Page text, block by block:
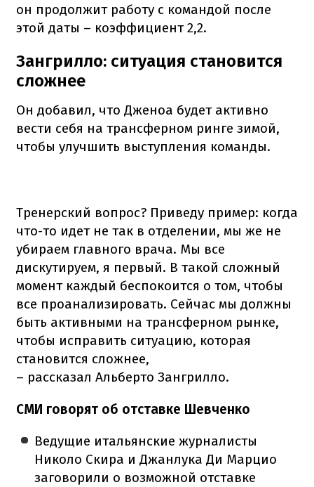
он продолжит работу с командой после
этой даты – коэффициент 2,2.
Зангрилло: ситуация становится
сложнее
Он добавил, что Дженоа будет активно
вести себя на трансферном ринге зимой,
чтобы улучшить выступления команды.
Тренерский вопрос? Приведу пример: когда
что-то идет не так в отделении, мы же не
убираем главного врача. Мы все
дискутируем, я первый. В такой сложный
момент каждый беспокоится о том, чтобы
все проанализировать. Сейчас мы должны
быть активными на трансферном рынке,
чтобы исправить ситуацию, которая
становится сложнее,
– рассказал Альберто Зангрилло.
СМИ говорят об отставке Шевченко
Ведущие итальянские журналисты
Николо Скира и Джанлука Ди Марцио
заговорили о возможной отставке